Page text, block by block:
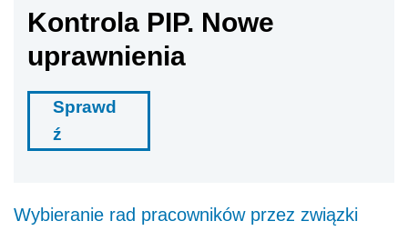
Kontrola PIP. Nowe
uprawnienia
Sprawd
ź
Wybieranie rad pracowników przez związki